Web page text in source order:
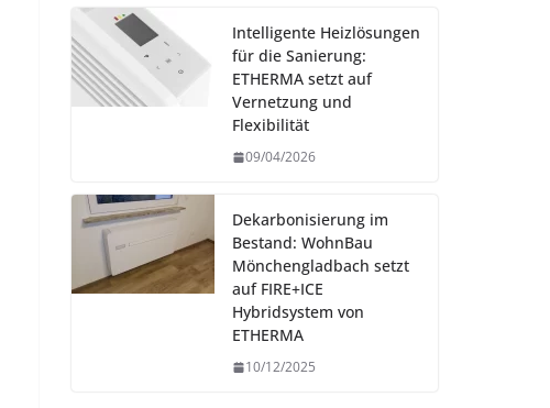
Intelligente Heizlösungen
für die Sanierung:
ETHERMA setzt auf
Vernetzung und
Flexibilität
09/04/2026
Dekarbonisierung im
Bestand: WohnBau
Mönchengladbach setzt
auf FIRE+ICE
Hybridsystem von
ETHERMA
10/12/2025